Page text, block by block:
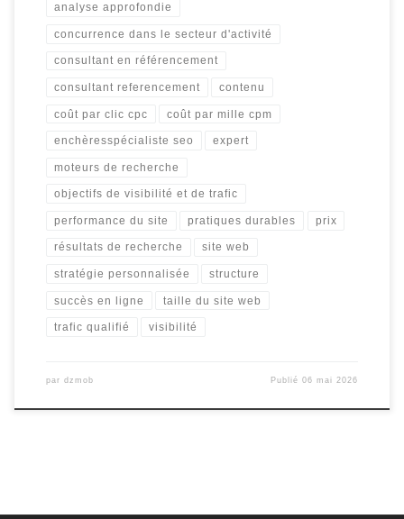
analyse approfondie
concurrence dans le secteur d'activité
consultant en référencement
consultant referencement contenu
coût par clic cpc coût par mille cpm
enchèresspécialiste seo expert
moteurs de recherche
objectifs de visibilité et de trafic
performance du site pratiques durables prix
résultats de recherche site web
stratégie personnalisée structure
succès en ligne taille du site web
trafic qualifié visibilité
par dzmob Publié06 mai 2026